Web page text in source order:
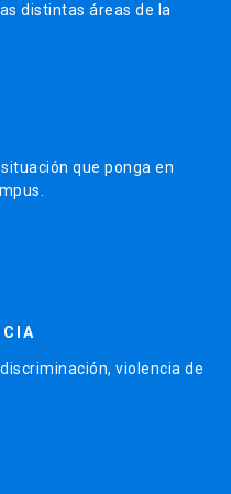
distintas áreas de la
que ponga en
violencia de